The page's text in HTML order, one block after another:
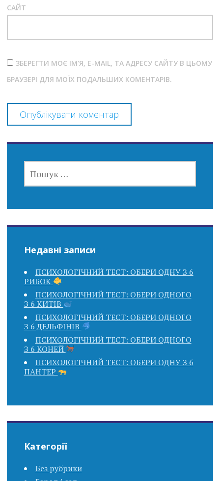
САЙТ
ЗБЕРЕГТИ МОЄ ІМ'Я, E-MAIL, ТА АДРЕСУ САЙТУ В ЦЬОМУ
БРАУЗЕРІ ДЛЯ МОЇХ ПОДАЛЬШИХ КОМЕНТАРІВ.
Недавні записи
ПСИХОЛОГІЧНИЙ ТЕСТ: ОБЕРИ ОДНУ З 6
РИБОК
ПСИХОЛОГІЧНИЙ ТЕСТ: ОБЕРИ ОДНОГО
З 6 КИТІВ
ПСИХОЛОГІЧНИЙ ТЕСТ: ОБЕРИ ОДНОГО
З 6 ДЕЛЬФІНІВ
ПСИХОЛОГІЧНИЙ ТЕСТ: ОБЕРИ ОДНОГО
З 6 КОНЕЙ
ПСИХОЛОГІЧНИЙ ТЕСТ: ОБЕРИ ОДНУ З 6
ПАНТЕР
Категорії
Без рубрики